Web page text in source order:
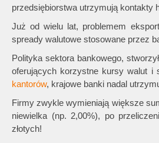
przedsiębiorstwa utrzymują kontakty
Już od wielu lat, problemem
spready walutowe stosowane przez
Polityka sektora bankowego,
oferujących korzystne kursy walut i
kantorów, krajowe banki nadal
Firmy zwykle wymieniają większe
niewielka (np. 2,00%), po
złotych!